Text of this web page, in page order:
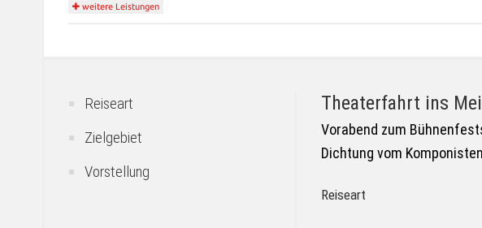
weitere Leistungen
Reiseart
Zielgebiet
Vorstellung
Theaterfahrt ins
Vorabend zum
Dichtung vom Komponisten
Reiseart